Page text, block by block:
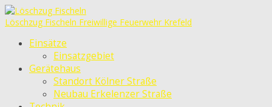
Löschzug Fischeln Freiwillige Feuerwehr Krefeld
Einsätze
Einsatzgebiet
Gerätehaus
Standort Kölner Straße
Neubau Erkelenzer Straße